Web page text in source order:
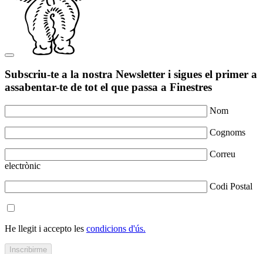
Subscriu-te a la nostra Newsletter i sigues el primer a
assabentar-te de tot el que passa a Finestres
Nom
Cognoms
Correu
electrònic
Codi Postal
He llegit i accepto les condicions d'ús.